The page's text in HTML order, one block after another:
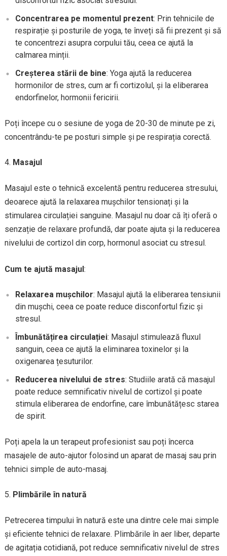
Concentrarea pe momentul prezent: Prin tehnicile de
respirație și posturile de yoga, te înveți să fii prezent și să
te concentrezi asupra corpului tău, ceea ce ajută la
calmarea minții.
Creșterea stării de bine: Yoga ajută la reducerea
hormonilor de stres, cum ar fi cortizolul, și la eliberarea
endorfinelor, hormonii fericirii.
Poți începe cu o sesiune de yoga de 20-30 de minute pe zi,
concentrându-te pe posturi simple și pe respirația corectă.
Masajul
Masajul este o tehnică excelentă pentru reducerea stresului,
deoarece ajută la relaxarea mușchilor tensionați și la
stimularea circulației sanguine. Masajul nu doar că îți oferă o
senzație de relaxare profundă, dar poate ajuta și la reducerea
nivelului de cortizol din corp, hormonul asociat cu stresul.
Cum te ajută masajul:
Relaxarea mușchilor: Masajul ajută la eliberarea tensiunii
din mușchi, ceea ce poate reduce disconfortul fizic și
stresul.
Îmbunătățirea circulației: Masajul stimulează fluxul
sanguin, ceea ce ajută la eliminarea toxinelor și la
oxigenarea țesuturilor.
Reducerea nivelului de stres: Studiile arată că masajul
poate reduce semnificativ nivelul de cortizol și poate
stimula eliberarea de endorfine, care îmbunătățesc starea
de spirit.
Poți apela la un terapeut profesionist sau poți încerca
masajele de auto-ajutor folosind un aparat de masaj sau prin
tehnici simple de auto-masaj.
Plimbările în natură
Petrecerea timpului în natură este una dintre cele mai simple
și eficiente tehnici de relaxare. Plimbările în aer liber, departe
de agitația cotidiană, pot reduce semnificativ nivelul de stres